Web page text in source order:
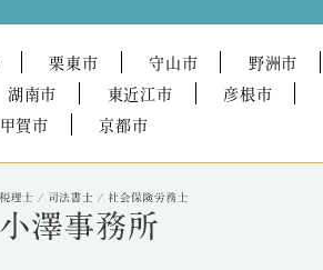
栗東市 守山市
野洲市
湖南市 東近江市
彦根市
甲賀市
京都市